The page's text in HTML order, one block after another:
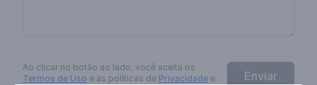
Ao clicar no botão ao lado, você aceita os
Termos de Uso e as políticas de Privacidade e
Enviar